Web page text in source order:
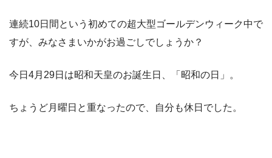
連続10日間という初めての超大型ゴールデンウィーク中で
すが、みなさまいかがお過ごしでしょうか？
今日4月29日は昭和天皇のお誕生日、「昭和の日」。
ちょうど月曜日と重なったので、自分も休日でした。